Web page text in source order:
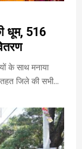
धूम, 516
के साथ मनाया
तहत जिले की सभी...